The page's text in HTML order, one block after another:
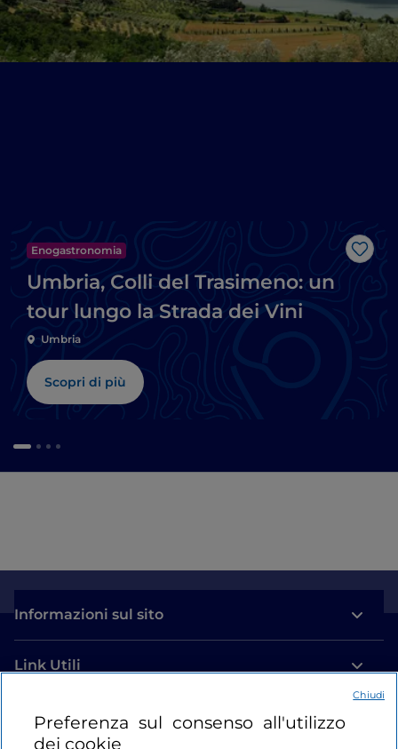
Like
Enogastronomia
Umbria, Colli del Trasimeno: un
tour lungo la Strada dei Vini
Umbria
Scopri di più
Informazioni sul sito
Link Utili
Login
Preferenza sul consenso all'utilizzo
dei cookie
Chiudi